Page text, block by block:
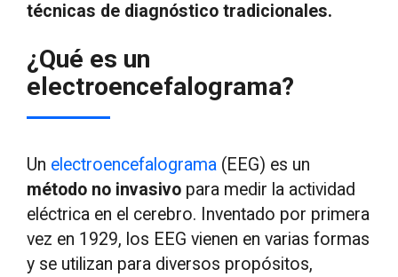
técnicas de diagnóstico tradicionales.
¿Qué es un
electroencefalograma?
Un electroencefalograma (EEG) es un
método no invasivo para medir la actividad
eléctrica en el cerebro. Inventado por primera
vez en 1929, los EEG vienen en varias formas
y se utilizan para diversos propósitos,